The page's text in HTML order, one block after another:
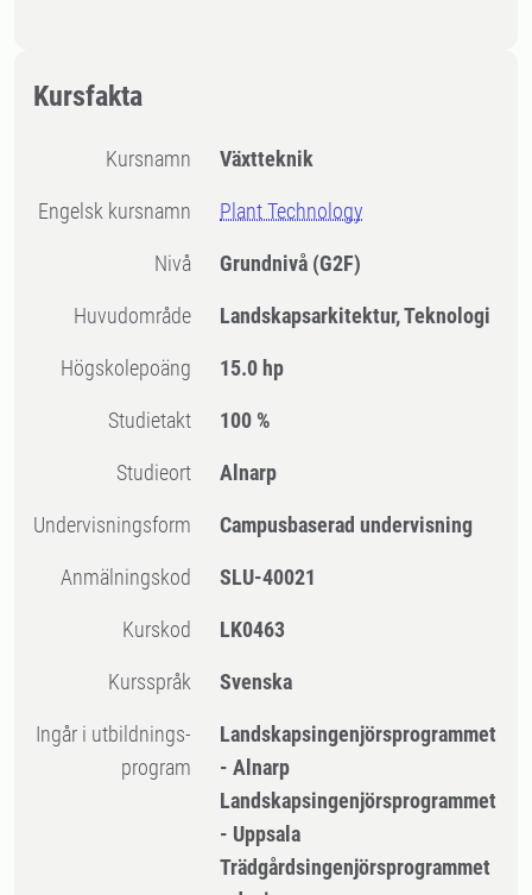
Kursfakta
Kursnamn Växtteknik
Engelsk kursnamn Plant Technology
Nivå Grundnivå (G2F)
Huvudområde Landskapsarkitektur, Teknologi
högskolepoäng 15.0 hp
Studietakt 100 %
Studieort Alnarp
Undervisningsform Campusbaserad undervisning
Anmälningskod SLU-40021
Kurskod LK0463
Kursspråk Svenska
Ingår i utbildnings-
program
Landskapsingenjörsprogrammet
- Alnarp
Landskapsingenjörsprogrammet
- Uppsala
Trädgårdsingenjörsprogrammet